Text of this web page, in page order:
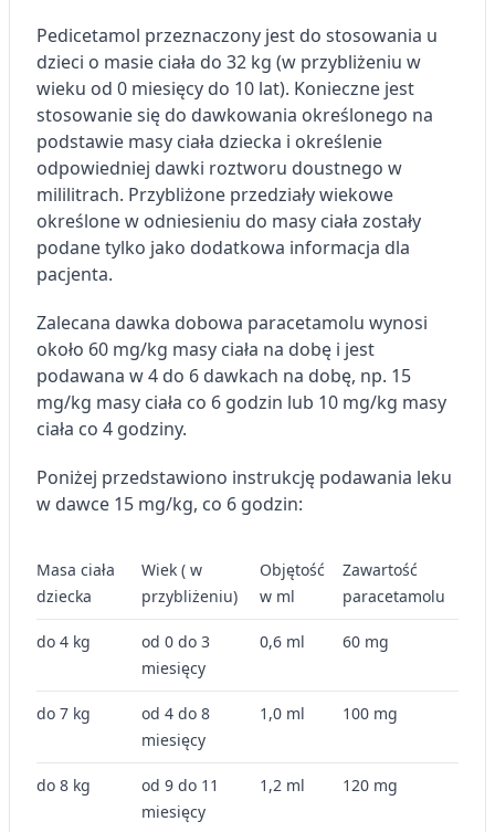
Pedicetamol przeznaczony jest do stosowania u
dzieci o masie ciała do 32 kg (w przybliżeniu w
wieku od 0 miesięcy do 10 lat). Konieczne jest
stosowanie się do dawkowania określonego na
podstawie masy ciała dziecka i określenie
odpowiedniej dawki roztworu doustnego w
mililitrach. Przybliżone przedziały wiekowe
określone w odniesieniu do masy ciała zostały
podane tylko jako dodatkowa informacja dla
pacjenta.
Zalecana dawka dobowa paracetamolu wynosi
około 60 mg/kg masy ciała na dobę i jest
podawana w 4 do 6 dawkach na dobę, np. 15
mg/kg masy ciała co 6 godzin lub 10 mg/kg masy
ciała co 4 godziny.
Poniżej przedstawiono instrukcję podawania leku
w dawce 15 mg/kg, co 6 godzin:
Masa ciała
dziecka
Wiek ( w
przybliżeniu)
Objętość
w ml
Zawartość
paracetamolu
do 4 kg
od 0 do 3
miesięcy
0,6 ml 60 mg
do 7 kg
od 4 do 8
miesięcy
1,0 ml 100 mg
do 8 kg
od 9 do 11
miesięcy
1,2 ml 120 mg